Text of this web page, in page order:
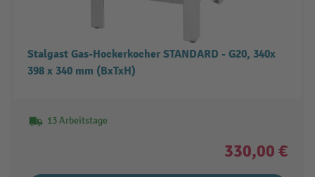
Stalgast Gas-Hockerkocher STANDARD - G20, 340x
398 x 340 mm (BxTxH)
13 Arbeitstage
330,00 €